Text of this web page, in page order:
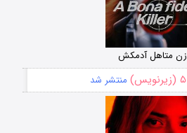
زن متاهل آدمکش
۵ (زیرنویس) منتشر شد